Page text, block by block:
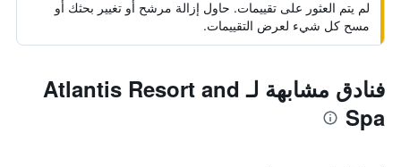
لم يتم العثور على تقييمات. حاول إزالة مرشح أو تغيير بحثك أو
مسح كل شيء لعرض التقييمات.
فنادق مشابهة لـ Atlantis Resort and
Spa